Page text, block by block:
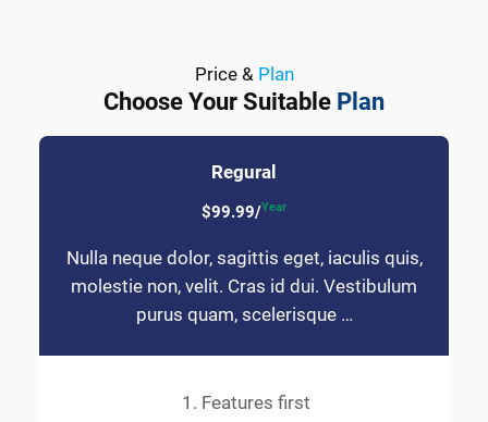
Price & Plan
Choose Your Suitable Plan
Regural
$99.99/Year
Nulla neque dolor, sagittis eget, iaculis quis,
molestie non, velit. Cras id dui. Vestibulum
purus quam, scelerisque …
Features first